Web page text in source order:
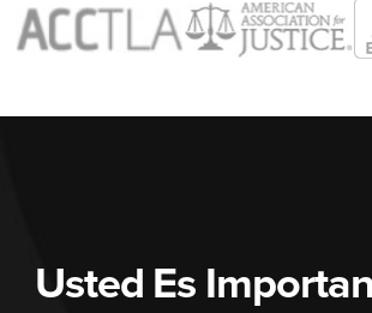
Usted Es